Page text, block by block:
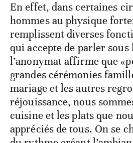
En effet, dans certaines
hommes au physique
remplissent diverses
qui accepte de parler sous
l’anonymat affirme que
grandes cérémonies
mariage et les autres
réjouissance, nous
cuisine et les plats que
appréciés de tous. On se